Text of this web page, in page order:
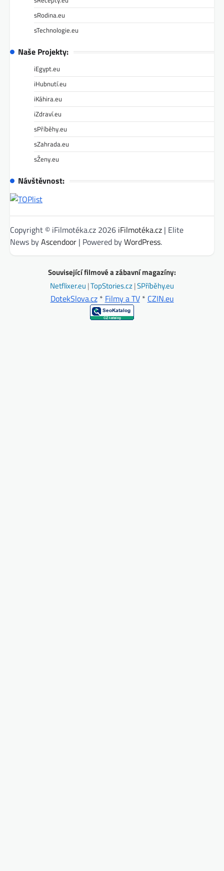
sRodina.eu
sTechnologie.eu
Naše Projekty:
iEgypt.eu
iHubnutí.eu
iKáhira.eu
iZdraví.eu
sPříběhy.eu
sZahrada.eu
sŽeny.eu
Návštěvnost:
Copyright © iFilmotéka.cz 2026 iFilmotéka.cz | Elite
News byAscendoor | Powered byWordPress.
Související filmové a zábavní magazíny:
Netflixer.eu |TopStories.cz|SPříběhy.eu
DotekSlova.cz* Filmy a TV* CZIN.eu